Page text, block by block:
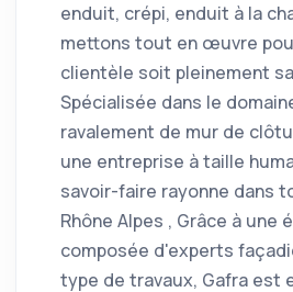
enduit, crépi, enduit à la
mettons tout en œuvre
clientèle soit pleinement
Spécialisée dans le
ravalement de mur de
une entreprise à taille
savoir-faire rayonne dans
Rhône Alpes , Grâce à une
composée d'experts
type de travaux, Gafra est